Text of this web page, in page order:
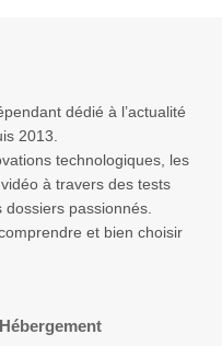
dédié à l’actualité
2013.
technologiques, les
à travers des tests
passionnés.
et bien choisir
Hébergement